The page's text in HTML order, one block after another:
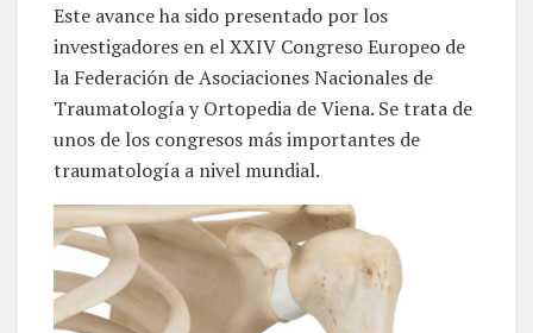
Este avance ha sido presentado por los
investigadores en el XXIV Congreso Europeo de
la Federación de Asociaciones Nacionales de
Traumatología y Ortopedia de Viena. Se trata de
unos de los congresos más importantes de
traumatología a nivel mundial.